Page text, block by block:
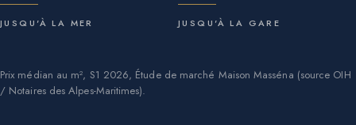
JUSQU'À LA MER JUSQU'À LA GARE
Prix médian au m², S1 2026, Étude de marché Maison Masséna (source OIH
/ Notaires des Alpes-Maritimes).